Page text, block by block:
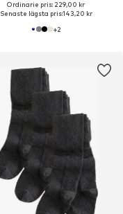
Ordinarie pris: 229,00 kr
Senaste lägsta pris:143,20 kr
+2